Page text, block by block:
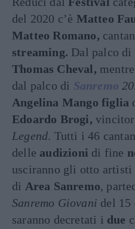
del 2020 c’è Matteo
Matteo Romano,
streaming. Dal palco di
Thomas Cheval,
dal palco di Sanremo
Angelina Mango figlia
Edoardo Brogi,
Legend. Tutti i 46
delle audizioni di fine
usciranno gli otto artisti
di Area Sanremo,
Sanremo Giovani del 15
saranno decretati i due